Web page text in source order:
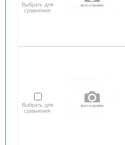
Выбрать для
сравнения
Выбрать для
сравнения